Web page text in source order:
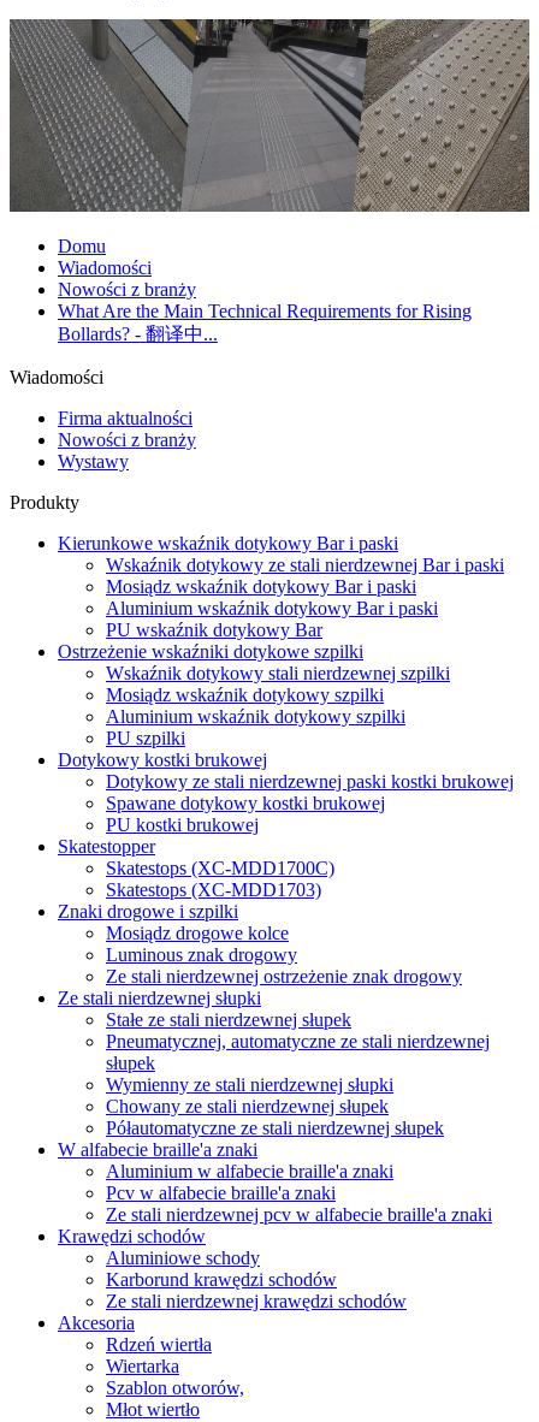
Domu
Wiadomości
Nowości z branży
What Are the Main Technical Requirements for Rising
Bollards? - 翻译中...
Wiadomości
Firma aktualności
Nowości z branży
Wystawy
Produkty
Kierunkowe wskaźnik dotykowy Bar i paski
Wskaźnik dotykowy ze stali nierdzewnej Bar i paski
Mosiądz wskaźnik dotykowy Bar i paski
Aluminium wskaźnik dotykowy Bar i paski
PU wskaźnik dotykowy Bar
Ostrzeżenie wskaźniki dotykowe szpilki
Wskaźnik dotykowy stali nierdzewnej szpilki
Mosiądz wskaźnik dotykowy szpilki
Aluminium wskaźnik dotykowy szpilki
PU szpilki
Dotykowy kostki brukowej
Dotykowy ze stali nierdzewnej paski kostki brukowej
Spawane dotykowy kostki brukowej
PU kostki brukowej
Skatestopper
Skatestops (XC-MDD1700C)
Skatestops (XC-MDD1703)
Znaki drogowe i szpilki
Mosiądz drogowe kolce
Luminous znak drogowy
Ze stali nierdzewnej ostrzeżenie znak drogowy
Ze stali nierdzewnej słupki
Stałe ze stali nierdzewnej słupek
Pneumatycznej, automatyczne ze stali nierdzewnej
słupek
Wymienny ze stali nierdzewnej słupki
Chowany ze stali nierdzewnej słupek
Półautomatyczne ze stali nierdzewnej słupek
W alfabecie braille'a znaki
Aluminium w alfabecie braille'a znaki
Pcv w alfabecie braille'a znaki
Ze stali nierdzewnej pcv w alfabecie braille'a znaki
Krawędzi schodów
Aluminiowe schody
Karborund krawędzi schodów
Ze stali nierdzewnej krawędzi schodów
Akcesoria
Rdzeń wiertła
Wiertarka
Szablon otworów,
Młot wiertło